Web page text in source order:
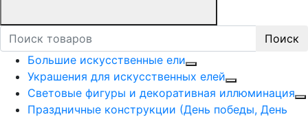
Поиск
Большие искусственные ели
Украшения для искусственных елей
Световые фигуры и декоративная иллюминация
Праздничные конструкции (День победы, День